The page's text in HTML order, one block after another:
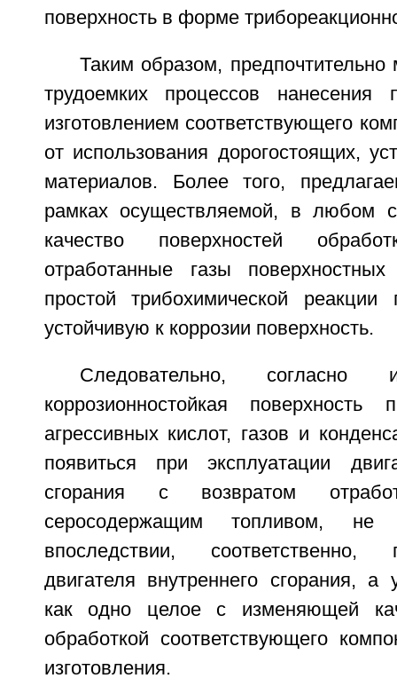
поверхность в форме
Таким образом, предпочтительно
трудоемких процессов нанесения
изготовлением соответствующего
от использования дорогостоящих,
материалов. Более того,
рамках осуществляемой, в любом
качество поверхностей
отработанные газы
простой трибохимической реакции
устойчивую к коррозии поверхность.
Следовательно, согласно
коррозионностойкая поверхность
агрессивных кислот, газов и
появиться при эксплуатации
сгорания с возвратом
серосодержащим топливом, не
впоследствии, соответственно,
двигателя внутреннего сгорания, а
как одно целое с изменяющей
обработкой соответствующего
изготовления.